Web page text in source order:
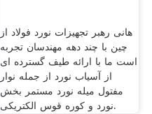
هانی رهبر تجهیزات نورد فولاد از
چین با چند دهه مهندسان تجربه
است ما با ارائه طیف گسترده ای
از آسیاب نورد از جمله نوار
مفتول میله نورد مستمر بخش
نورد و کوره قوس الکتریکی.